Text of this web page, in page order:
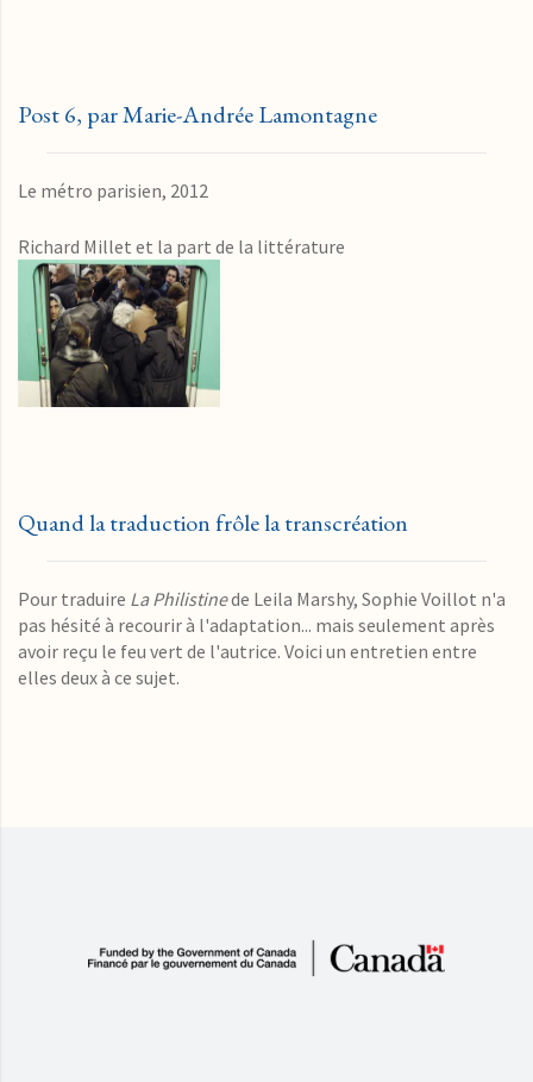
Post 6, par Marie-Andrée Lamontagne
Le métro parisien, 2012
Richard Millet et la part de la littérature
Quand la traduction frôle la transcréation
Pour traduire La Philistinede Leila Marshy, Sophie Voillot n'a
pas hésité à recourir à l'adaptation... mais seulement après
avoir reçu le feu vert de l'autrice. Voici un entretien entre
elles deux à ce sujet.